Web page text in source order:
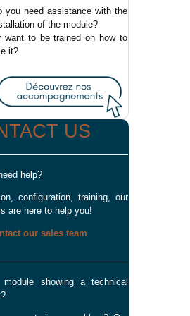
you need assistance with the
of the module?
want to be trained on how to
it?
US
help?
configuration, training, our
are here to help you!
our sales team
showing a technical